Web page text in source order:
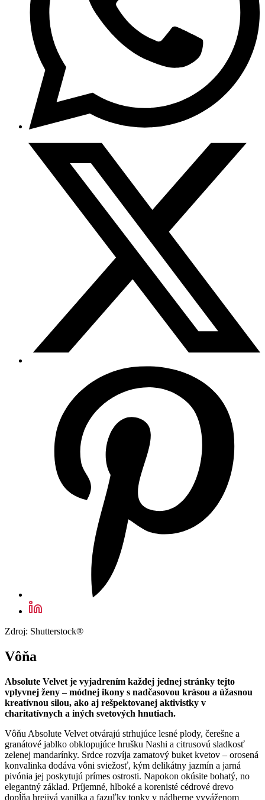
Zdroj: Shutterstock®
Vôňa
Absolute Velvet je vyjadrením každej jednej stránky tejto
vplyvnej ženy – módnej ikony s nadčasovou krásou a úžasnou
kreatívnou silou, ako aj rešpektovanej aktivistky v
charitatívnych a iných svetových hnutiach.
Vôňu Absolute Velvet otvárajú strhujúce lesné plody, čerešne a
granátové jablko obklopujúce hrušku Nashi a citrusovú sladkosť
zelenej mandarínky. Srdce rozvíja zamatový buket kvetov – orosená
konvalinka dodáva vôni sviežosť, kým delikátny jazmín a jarná
pivónia jej poskytujú prímes ostrosti. Napokon okúsite bohatý, no
elegantný základ. Príjemné, hlboké a korenisté cédrové drevo
dopĺňa hrejivá vanilka a fazuľky tonky v nádherne vyváženom